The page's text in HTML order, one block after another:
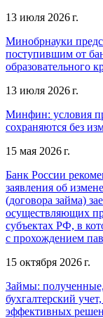
13 июля 2026 г.
Минобрнауки
поступившим от
образовательного
13 июля 2026 г.
Минфин: условия
сохраняются без
15 мая 2026 г.
Банк России
заявления об
(договора займа)
осуществляющих
субъектах РФ, в
с прохождением
15 октября 2026 г.
Займы:
бухгалтерский
эффективных